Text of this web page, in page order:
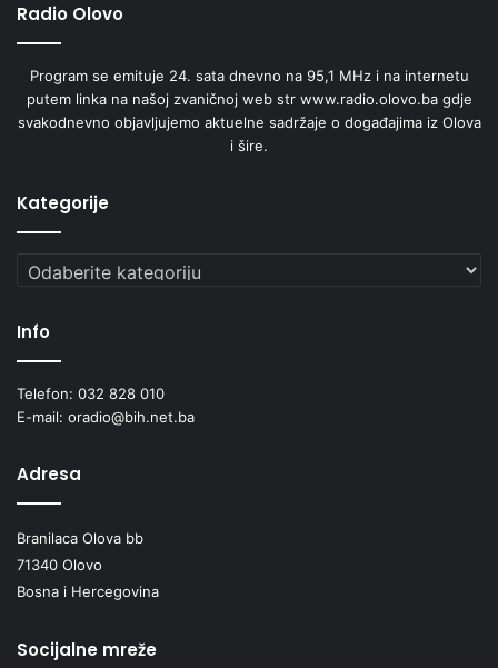
Radio Olovo
Program se emituje 24. sata dnevno na 95,1 MHz i na internetu
putem linka na našoj zvaničnoj web str www.radio.olovo.ba gdje
svakodnevno objavljujemo aktuelne sadržaje o događajima iz Olova
i šire.
Kategorije
Kategorije
Info
Telefon: 032 828 010
E-mail: oradio@bih.net.ba
Adresa
Branilaca Olova bb
71340 Olovo
Bosna i Hercegovina
Socijalne mreže